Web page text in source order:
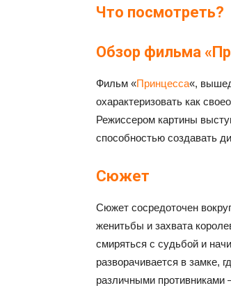
Что посмотреть?
Обзор фильма
Фильм «Принцесса«,
охарактеризовать как
Режиссером картины
способностью создавать
Сюжет
Сюжет сосредоточен
женитьбы и захвата
смиряться с судьбой и
разворачивается в замке,
различными